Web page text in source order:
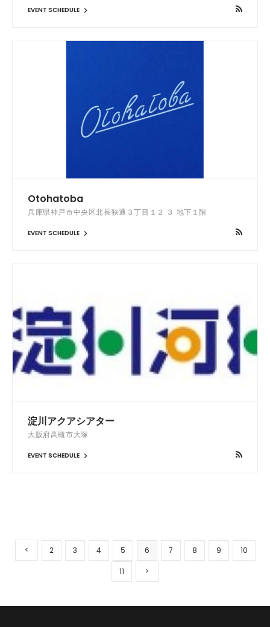
EVENT SCHEDULE
Otohatoba
兵庫県神戸市中央区北長狭通３丁目１２ ３ 地下１階
EVENT SCHEDULE
淀川アクアシアター
大阪府高槻市大塚
EVENT SCHEDULE
2 3 4 5 6 7 8 9 10
11